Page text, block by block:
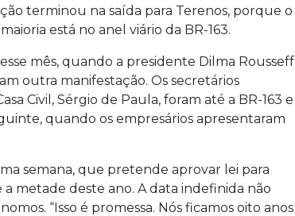
terminou na saída para Terenos, porque o
está no anel viário da BR-163.
mês, quando a presidente Dilma Rousseff
outra manifestação. Os secretários
Civil, Sérgio de Paula, foram até a BR-163 e
quando os empresários apresentaram
semana, que pretende aprovar lei para
metade deste ano. A data indefinida não
“Isso é promessa. Nós ficamos oito anos